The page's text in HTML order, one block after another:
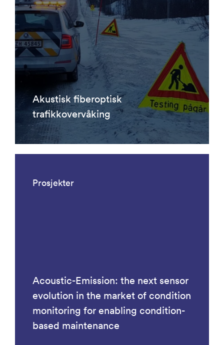
Akustisk fiberoptisk
trafikkovervåking
Prosjekter
Acoustic-Emission: the next sensor
evolution in the market of condition
monitoring for enabling condition-
based maintenance